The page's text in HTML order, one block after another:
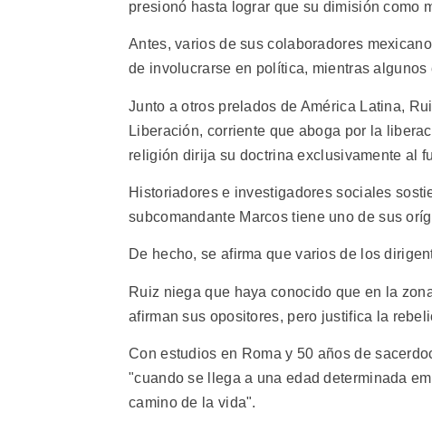
presionó hasta lograr que su dimisión como
Antes, varios de sus colaboradores
de involucrarse en política, mientras
Junto a otros prelados de América Latina,
Liberación, corriente que aboga por la
religión dirija su doctrina exclusivamente al
Historiadores e investigadores sociales
subcomandante Marcos tiene uno de sus
De hecho, se afirma que varios de los
Ruiz niega que haya conocido que en la
afirman sus opositores, pero justifica la
Con estudios en Roma y 50 años de
"cuando se llega a una edad determinada
camino de la vida".